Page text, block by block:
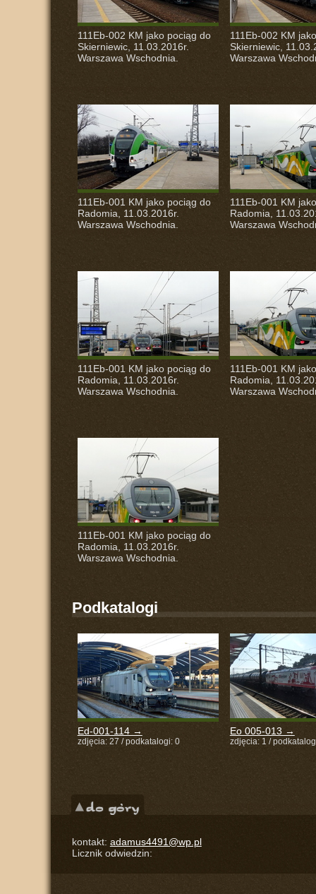
111Eb-002 KM jako pociąg do
Skierniewic, 11.03.2016r.
Warszawa Wschodnia.
111Eb-002 KM
Skierniewic,
Warszawa
111Eb-001 KM jako pociąg do
Radomia, 11.03.2016r.
Warszawa Wschodnia.
111Eb-001 KM
Radomia,
Warszawa
111Eb-001 KM jako pociąg do
Radomia, 11.03.2016r.
Warszawa Wschodnia.
111Eb-001 KM
Radomia,
Warszawa
111Eb-001 KM jako pociąg do
Radomia, 11.03.2016r.
Warszawa Wschodnia.
Podkatalogi
Ed-001-114 →
zdjęcia: 27 / podkatalogi: 0
Eo 005-013 →
zdjęcia: 1 /
kontakt: adamus4491@wp.pl
Licznik odwiedzin: